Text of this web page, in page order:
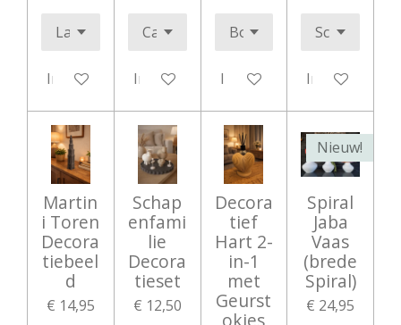
In winkelwagenIn winkelwagenIn winkelwagenIn
Martin
i Toren
Decora
tiebeel
d
€ 14,95
Schap
enfami
lie
Decora
tieset
€ 12,50
Decora
tief
Hart 2-
in-1
met
Geurst
okjes
Nieuw!
Spiral
Jaba
Vaas
(brede
Spiral)
€ 24,95